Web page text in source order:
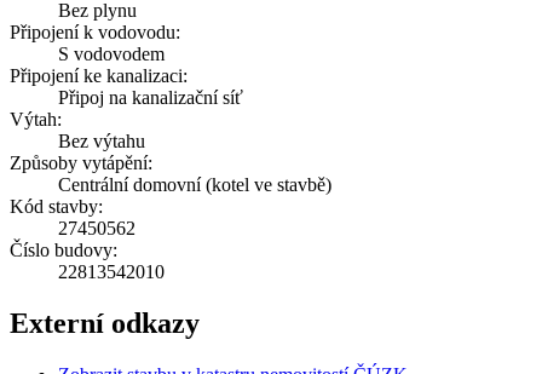
Bez plynu
Připojení k vodovodu:
S vodovodem
Připojení ke kanalizaci:
Připoj na kanalizační síť
Výtah:
Bez výtahu
Způsoby vytápění:
Centrální domovní (kotel ve stavbě)
Kód stavby:
27450562
Číslo budovy:
22813542010
Externí odkazy